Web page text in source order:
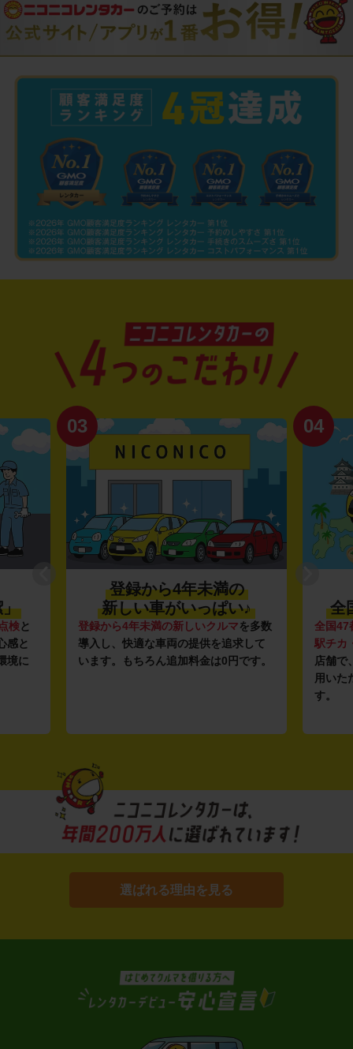
」
検と
感と
境に
03
登録から4年未満の
新しい車がいっぱい♪
登録から4年未満の新しいクルマを多数
導入し、快適な車両の提供を追求して
います。もちろん追加料金は0円です。
04
全
全国47
駅チカ
店舗で
用いた
す。
選ばれる理由を見る